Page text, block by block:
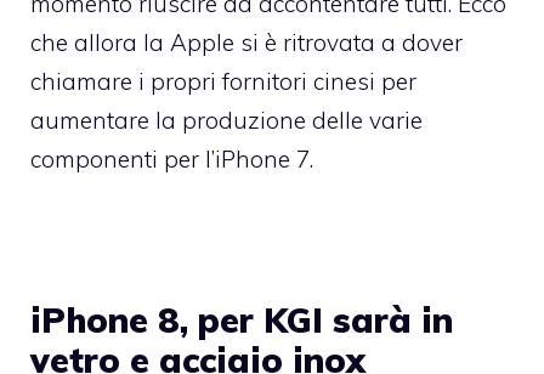
che allora la Apple si è ritrovata a dover
chiamare i propri fornitori cinesi per
aumentare la produzione delle varie
componenti per l’iPhone 7.
iPhone 8, per KGI sarà in
vetro e acciaio inox